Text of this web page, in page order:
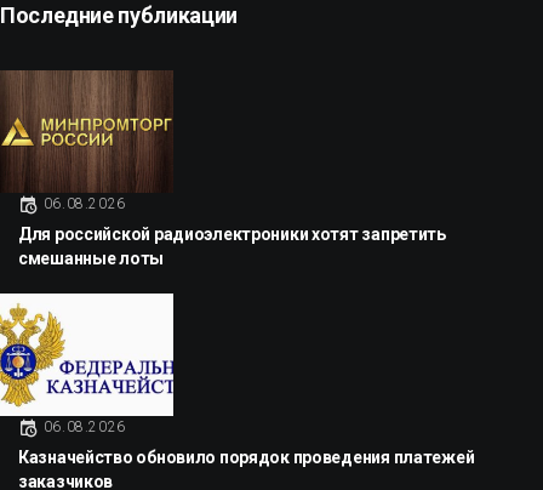
Последние публикации
06.08.2026
Для российской радиоэлектроники хотят запретить
смешанные лоты
06.08.2026
Казначейство обновило порядок проведения платежей
заказчиков